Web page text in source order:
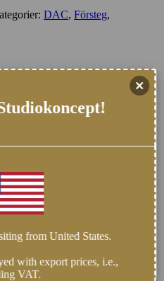
DAC, Försteg,
75kvm experimentell Hi-Fi yta...
from United States.
with export prices, i.e.,
VAT.